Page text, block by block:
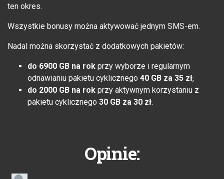
ten okres.
Wszystkie bonusy można aktywować jednym SMS-em.
Nadal można skorzystać z dodatkowych pakietów:
do 6900 GB na rok przy wyborze i regularnym
odnawianiu pakietu cyklicznego 40 GB za 35 zł,
do 2000 GB na rok przy aktywnym korzystaniu z
pakietu cyklicznego 30 GB za 30 zł.
Opinie: